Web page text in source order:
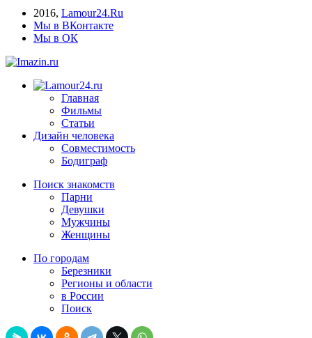
2016, Lamour24.Ru
Мы в ВКонтакте
Мы в ОК
Главная
Фильмы
Статьи
Дизайн человека
Совместимость
Бодиграф
Поиск знакомств
Парни
Девушки
Мужчины
Женщины
По городам
Березники
Регионы и области
в России
Поиск